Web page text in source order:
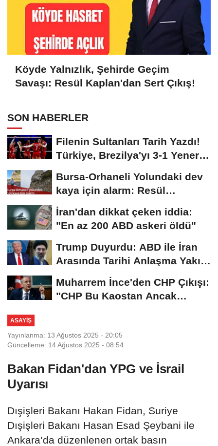
Köyde Yalnızlık, Şehirde Geçim
Savaşı: Resül Kaplan'dan Sert Çıkış!
SON HABERLER
Filenin Sultanları Tarih Yazdı!
Türkiye, Brezilya'yı 3-1 Yenerek
Bursa-Orhaneli Yolundaki dev
kaya için alarm: Resül
Kaplan'dan yetkililere...
İran'dan dikkat çeken iddia:
"En az 200 ABD askeri öldü"
Trump Duyurdu: ABD ile İran
Arasında Tarihi Anlaşma Yakın!
Muharrem İnce'den CHP Çıkışı:
"CHP Bu Kaostan Ancak
ASAYIŞ
Yayınlanma: 13 Ağustos 2025 - 20:05
Güncelleme: 14 Ağustos 2025 - 08:54
Bakan Fidan'dan YPG ve İsrail
Uyarısı
Dışişleri Bakanı Hakan Fidan, Suriye
Dışişleri Bakanı Hasan Esad Şeybani ile
Ankara’da düzenlenen ortak basın